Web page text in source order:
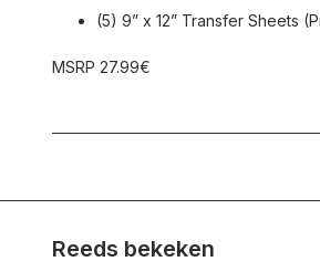
(5) 9” x 12” Transfer Sheets
MSRP 27.99€
Reeds bekeken